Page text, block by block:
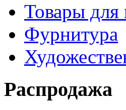
Товары для
Фурнитура
Распродажа